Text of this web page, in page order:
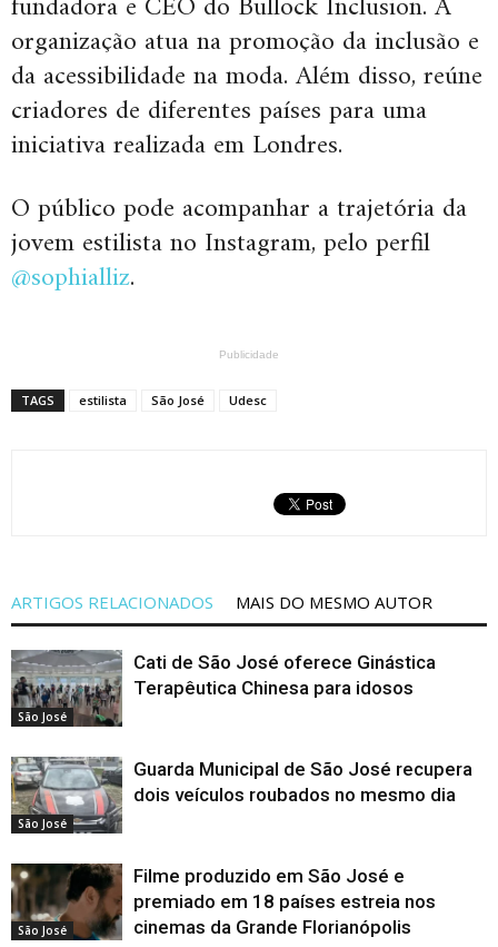
organização atua na promoção da inclusão e
da acessibilidade na moda. Além disso, reúne
criadores de diferentes países para uma
iniciativa realizada em Londres.
O público pode acompanhar a trajetória da
jovem estilista no Instagram, pelo perfil
@sophialliz.
Publicidade
TAGS estilista São José Udesc
ARTIGOS RELACIONADOS MAIS DO MESMO AUTOR
São José
Cati de São José oferece Ginástica
Terapêutica Chinesa para idosos
São José
Guarda Municipal de São José recupera
dois veículos roubados no mesmo dia
São José
Filme produzido em São José e
premiado em 18 países estreia nos
cinemas da Grande Florianópolis